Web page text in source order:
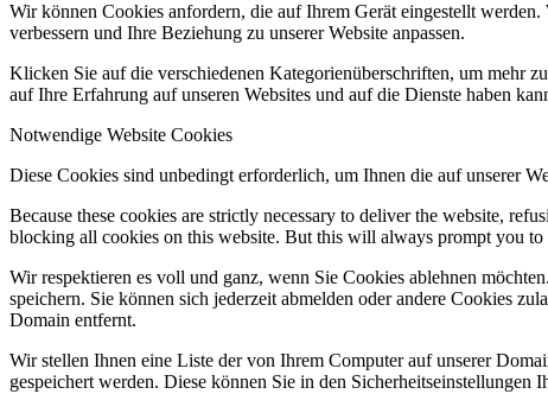
Wir können Cookies anfordern, die auf Ihrem Gerät eingestellt
verbessern und Ihre Beziehung zu unserer Website anpassen.
Klicken Sie auf die verschiedenen Kategorienüberschriften, um mehr
auf Ihre Erfahrung auf unseren Websites und auf die Dienste haben
Notwendige Website Cookies
Diese Cookies sind unbedingt erforderlich, um Ihnen die auf unserer
Because these cookies are strictly necessary to deliver the website,
blocking all cookies on this website. But this will always prompt you to
Wir respektieren es voll und ganz, wenn Sie Cookies ablehnen
speichern. Sie können sich jederzeit abmelden oder andere Cookies
Domain entfernt.
Wir stellen Ihnen eine Liste der von Ihrem Computer auf unserer
gespeichert werden. Diese können Sie in den Sicherheitseinstellungen